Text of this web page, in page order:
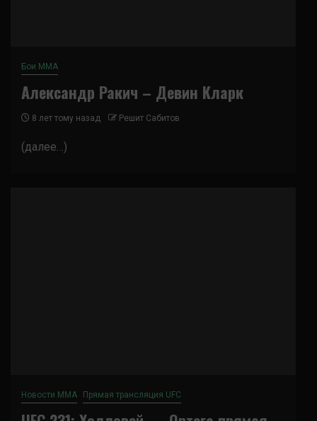
Бои ММА
Александр Ракич – Девин Кларк
8 лет тому назад Решит Сабитов
(далее…)
Новости ММА Прямая трансляция UFC